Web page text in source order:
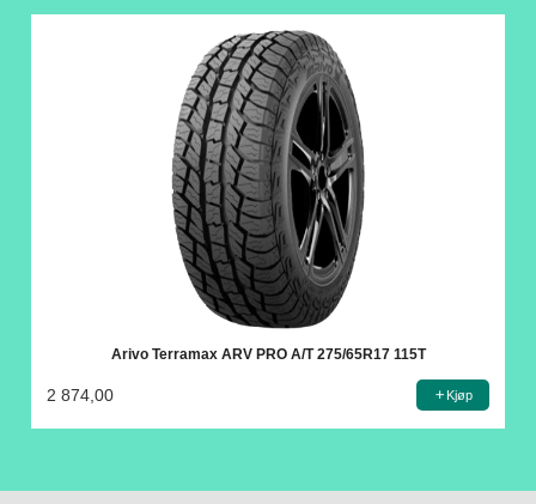
Arivo Terramax ARV PRO A/T 275/65R17 115T
2 874,00 Kjøp